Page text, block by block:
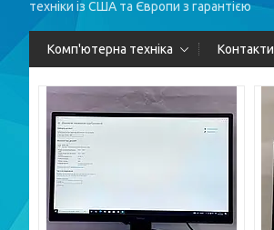
техніки із США та Європи з гарантією
Комп'ютерна техніка Контакти